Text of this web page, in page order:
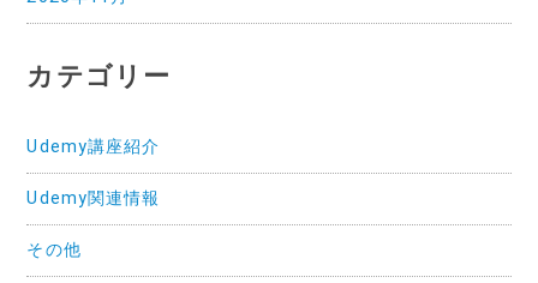
カテゴリー
Udemy講座紹介
Udemy関連情報
その他